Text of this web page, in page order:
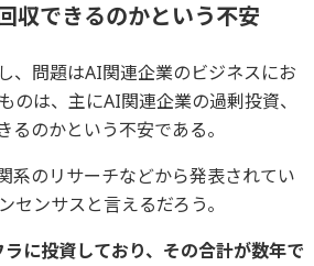
収できるのかという不安
、問題はAI関連企業のビジネスにお
は、主にAI関連企業の過剰投資、
のかという不安である。
系のリサーチなどから発表されてい
ンサスと言えるだろう。
に投資しており、その合計が数年で